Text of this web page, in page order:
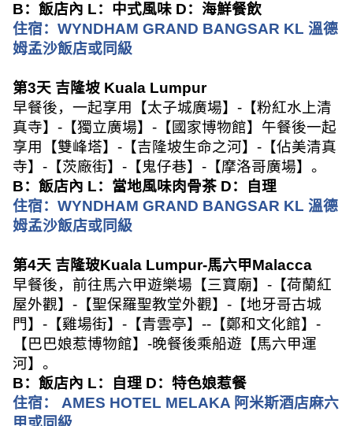
B：飯店內 L：中式風味 D：海鮮餐飲
住宿： WYNDHAM GRAND BANGSAR KL 溫德
姆孟沙飯店或同級
第3天 吉隆坡 Kuala Lumpur
早餐後，一起享用【太子城廣場】 - 【粉紅水上清
真寺】 - 【獨立廣場】 - 【國家博物館】午餐後一起
享用【雙峰塔】 - 【吉隆坡生命之河】 - 【佔美清真
寺】 - 【茨廠街】 - 【鬼仔巷】 - 【摩洛哥廣場】。
B：飯店內 L：當地風味肉骨茶 D：自理
住宿： WYNDHAM GRAND BANGSAR KL 溫德
姆孟沙飯店或同級
第4天 吉隆玻Kuala Lumpur-馬六甲Malacca
早餐後，前往馬六甲遊樂場【三寶廟】 - 【荷蘭紅
屋外觀】 - 【聖保羅聖教堂外觀】 - 【地牙哥古城
門】 - 【雞場街】 - 【青雲亭】 -- 【鄭和文化館】 -
【巴巴娘惹博物館】 -晚餐後乘船遊【馬六甲運
河】。
B：飯店內 L：自理 D：特色娘惹餐
住宿：
AMES HOTEL MELAKA 阿米斯酒店麻六
甲或同級